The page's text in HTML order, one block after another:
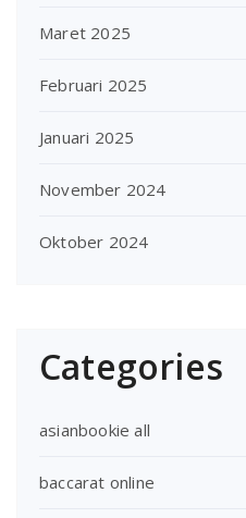
Maret 2025
Februari 2025
Januari 2025
November 2024
Oktober 2024
Categories
asianbookie all
baccarat online